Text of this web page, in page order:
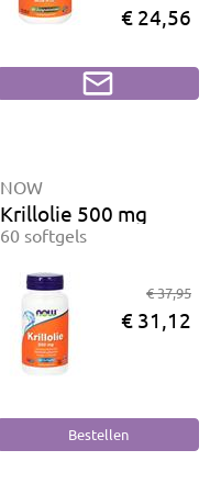
€ 24,56
NOW
Krillolie 500 mg
60 softgels
€ 37,95
€ 31,12